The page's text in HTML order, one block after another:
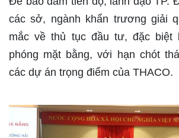
các sở, ngành khẩn trương giải
mắc về thủ tục đầu tư, đặc biệt
phóng mặt bằng, với hạn chót
các dự án trọng điểm của THACO.